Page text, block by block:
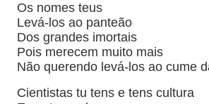
Os nomes teus
Levá-los ao panteão
Dos grandes imortais
Pois merecem muito mais
Não querendo levá-los ao cume
Cientistas tu tens e tens cultura